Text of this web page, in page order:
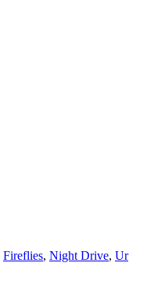
Fireflies, Night Drive, Ur